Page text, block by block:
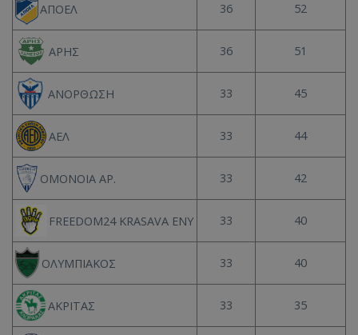
ΑΠΟΕΛ 36 52
ΑΡΗΣ 36 51
ΑΝΟΡΘΩΣΗ 33 45
ΑΕΛ 33 44
ΟΜΟΝΟΙΑ ΑΡ. 33 42
FREEDOM24 KRASAVA ΕΝΥ 33 40
ΟΛΥΜΠΙΑΚΟΣ 33 40
ΑΚΡΙΤΑΣ 33 35